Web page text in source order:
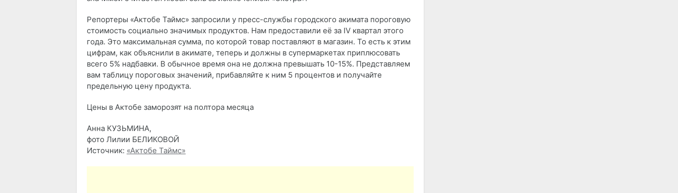
Репортеры «Актобе Таймс» запросили у пресс-службы городского акимата пороговую
стоимость социально значимых продуктов. Нам предоставили её за IV квартал этого
года. Это максимальная сумма, по которой товар поставляют в магазин. То есть к этим
цифрам, как объяснили в акимате, теперь и должны в супермаркетах приплюсовать
всего 5% надбавки. В обычное время она не должна превышать 10-15%. Представляем
вам таблицу пороговых значений, прибавляйте к ним 5 процентов и получайте
предельную цену продукта.
Цены в Актобе заморозят на полтора месяца
Анна КУЗЬМИНА,
фото Лилии БЕЛИКОВОЙ
Источник: «Актобе Таймс»